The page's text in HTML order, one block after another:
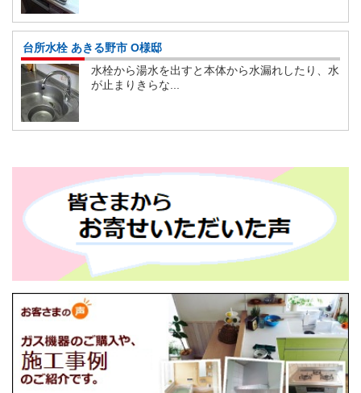
台所水栓 あきる野市 O様邸
水栓から湯水を出すと本体から水漏れしたり、水
が止まりきらな...